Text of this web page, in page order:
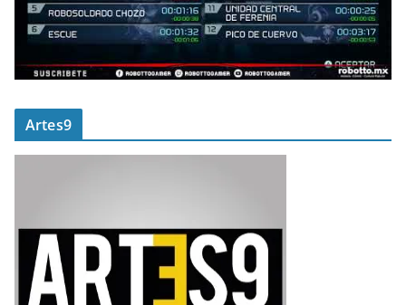
Artes9